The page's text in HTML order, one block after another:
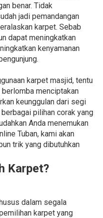
benar. Tidak
jadi pemandangan
karpet. Sebab
dapat meningkatkan
kenyamanan
karpet masjid, tentu
menciptakan
keunggulan dari segi
pilihan corak yang
Anda menemukan
Tuban, kami akan
trik yang dibutuhkan
Karpet?
dalam segala
karpet yang